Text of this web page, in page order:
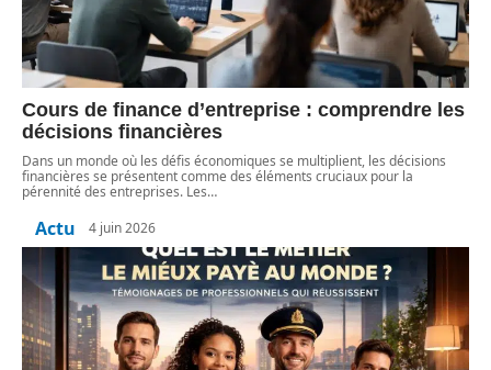
Cours de finance d’entreprise : comprendre les
décisions financières
Dans un monde où les défis économiques se multiplient, les décisions
financières se présentent comme des éléments cruciaux pour la
pérennité des entreprises. Les…
Actu 4 juin 2026